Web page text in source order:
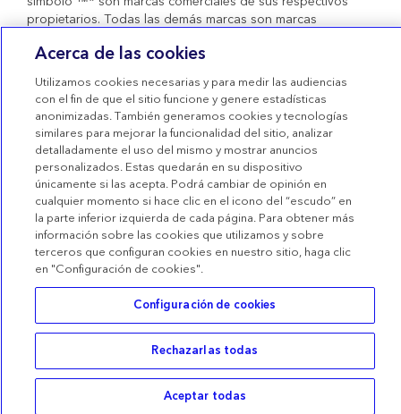
propietarios. Todas las demás marcas son marcas
sanitarios con marcado CE conformes al Real Decreto
1591/2009.
Condiciones de uso
Términos de venta
Declaración de privacidad
Política de Cookies
Configuración de las Cookies
Categorías Cesta
Acerca de las cookies
Utilizamos cookies necesarias y para medir las audiencias
con el fin de que el sitio funcione y genere estadísticas
anonimizadas. También generamos cookies y tecnologías
similares para mejorar la funcionalidad del sitio, analizar
detalladamente el uso del mismo y mostrar anuncios
personalizados. Estas quedarán en su dispositivo
únicamente si las acepta. Podrá cambiar de opinión en
cualquier momento si hace clic en el icono del “escudo” en
la parte inferior izquierda de cada página. Para obtener más
información sobre las cookies que utilizamos y sobre
terceros que configuran cookies en nuestro sitio, haga clic
en "Configuración de cookies".
Configuración de cookies
Rechazarlas todas
Aceptar todas